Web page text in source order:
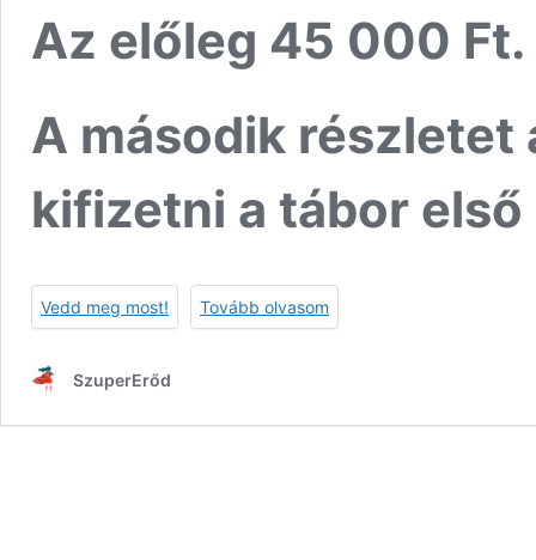
Az előleg 45 000 Ft.
A második részletet
kifizetni a tábor első
Vedd meg most! Tovább olvasom
SzuperErőd